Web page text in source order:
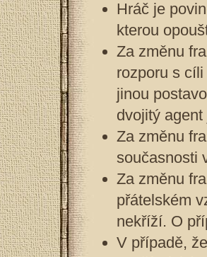
Hráč je
kterou
Za změnu
rozporu s
jinou
dvojitý
Za změnu
současnosti
Za změnu
přátelském
nekříží. O
V případě,